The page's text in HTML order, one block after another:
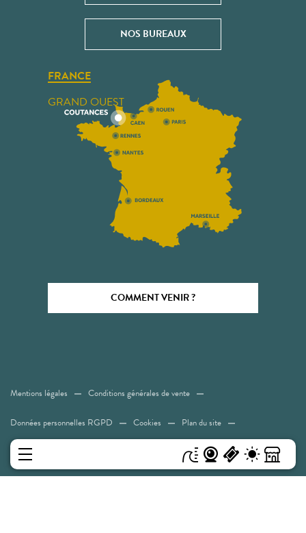
NOS BUREAUX
FRANCE
GRAND OUEST
COMMENT VENIR ?
Mentions légales Conditions générales de vente
Données personnelles RGPD Cookies Plan du site
Accessibilité: Non conforme